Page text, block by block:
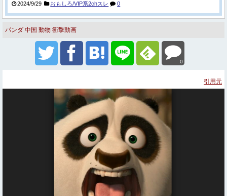
2024/9/29 おもしろ/VIP系2chスレ 0
パンダ 中国 動物 衝撃動画
0
引用元